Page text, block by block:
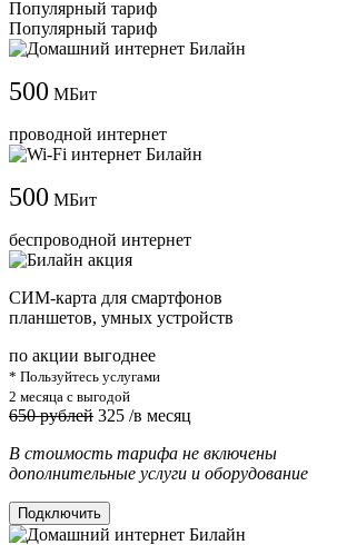
Популярный тариф
Популярный тариф
500 МБит
проводной интернет
500 МБит
беспроводной интернет
СИМ-карта для смартфонов
планшетов, умных устройств
по акции выгоднее
* Пользуйтесь услугами
2 месяца с выгодой
650 рублей 325 /в месяц
В стоимость тарифа не включены
дополнительные услуги и оборудование
Подключить